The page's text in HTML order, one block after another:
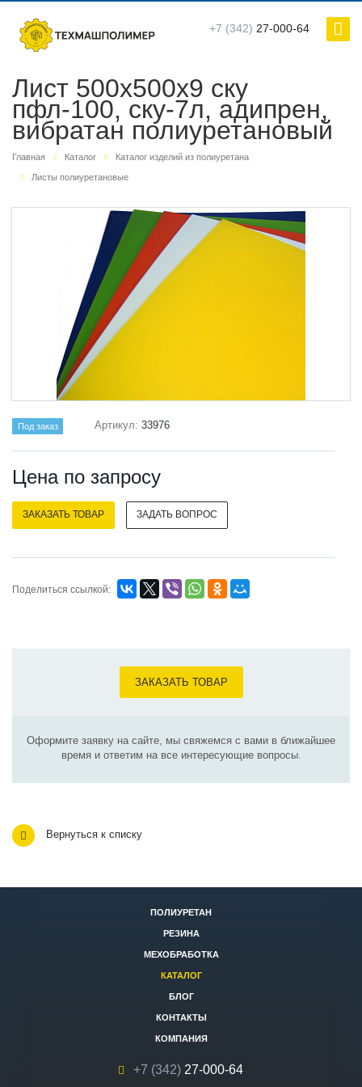
+7 (342) 27-000-64
Лист 500х500х9 ску
пфл-100, ску-7л, адипрен,
вибратан полиуретановый
Главная Каталог Каталог изделий из полиуретана
Листы полиуретановые
Под заказ Артикул:33976
Цена по запросу
ЗАКАЗАТЬ ТОВАР ЗАДАТЬ ВОПРОС
Поделиться ссылкой:
ЗАКАЗАТЬ ТОВАР
Оформите заявку на сайте, мы свяжемся с вами в ближайшее
время и ответим на все интересующие вопросы.
Вернуться к списку
ПОЛИУРЕТАН
РЕЗИНА
МЕХОБРАБОТКА
КАТАЛОГ
БЛОГ
КОНТАКТЫ
КОМПАНИЯ
+7 (342) 27-000-64